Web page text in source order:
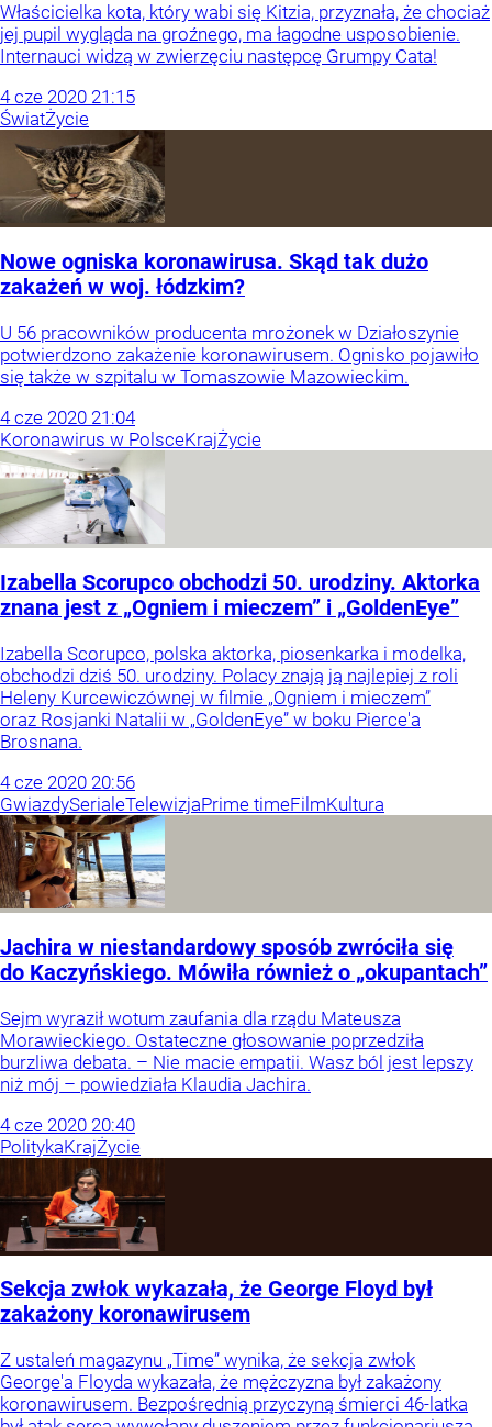
Właścicielka kota, który wabi się Kitzia, przyznała, że chociaż
jej pupil wygląda na groźnego, ma łagodne usposobienie.
Internauci widzą w zwierzęciu następcę Grumpy Cata!
4 cze 2020 21:15
ŚwiatŻycie
Nowe ogniska koronawirusa. Skąd tak dużo
zakażeń w woj. łódzkim?
U 56 pracowników producenta mrożonek w Działoszynie
potwierdzono zakażenie koronawirusem. Ognisko pojawiło
się także w szpitalu w Tomaszowie Mazowieckim.
4 cze 2020 21:04
Koronawirus w PolsceKrajŻycie
Izabella Scorupco obchodzi 50. urodziny. Aktorka
znana jest z „Ogniem i mieczem” i „GoldenEye”
Izabella Scorupco, polska aktorka, piosenkarka i modelka,
obchodzi dziś 50. urodziny. Polacy znają ją najlepiej z roli
Heleny Kurcewiczównej w filmie „Ogniem i mieczem”
oraz Rosjanki Natalii w „GoldenEye” w boku Pierce'a
Brosnana.
4 cze 2020 20:56
GwiazdySerialeTelewizjaPrime timeFilmKultura
Jachira w niestandardowy sposób zwróciła się
do Kaczyńskiego. Mówiła również o „okupantach”
Sejm wyraził wotum zaufania dla rządu Mateusza
Morawieckiego. Ostateczne głosowanie poprzedziła
burzliwa debata. – Nie macie empatii. Wasz ból jest lepszy
niż mój – powiedziała Klaudia Jachira.
4 cze 2020 20:40
PolitykaKrajŻycie
Sekcja zwłok wykazała, że George Floyd był
zakażony koronawirusem
Z ustaleń magazynu „Time” wynika, że sekcja zwłok
George'a Floyda wykazała, że mężczyzna był zakażony
koronawirusem. Bezpośrednią przyczyną śmierci 46-latka